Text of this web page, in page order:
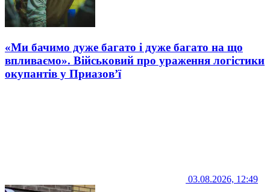
«Ми бачимо дуже багато і дуже багато на що
впливаємо». Військовий про ураження логістики
окупантів у Приазов’ї
03.08.2026, 12:49